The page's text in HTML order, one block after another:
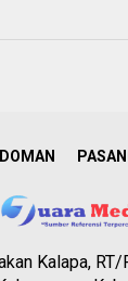
Kalapa,